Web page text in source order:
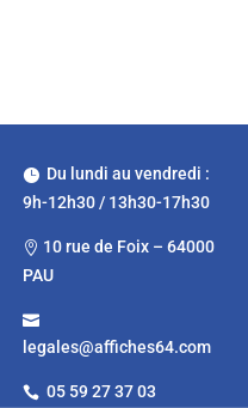
Du lundi au vendredi :
9h-12h30 / 13h30-17h30
 10 rue de Foix – 64000
PAU

legales@affiches64.com
 05 59 27 37 03